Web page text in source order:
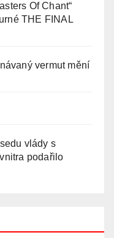
Of Chant“
THE FINAL
vermut mění
vlády s
podařilo